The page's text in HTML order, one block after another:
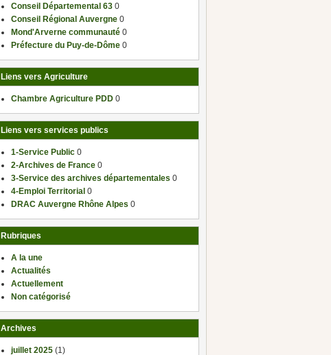
Conseil Départemental 63 0
Conseil Régional Auvergne 0
Mond'Arverne communauté 0
Préfecture du Puy-de-Dôme 0
Liens vers Agriculture
Chambre Agriculture PDD 0
Liens vers services publics
1-Service Public 0
2-Archives de France 0
3-Service des archives départementales 0
4-Emploi Territorial 0
DRAC Auvergne Rhône Alpes 0
Rubriques
A la une
Actualités
Actuellement
Non catégorisé
Archives
juillet 2025 (1)